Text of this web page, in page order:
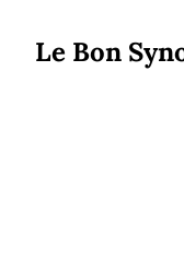
Le Bon